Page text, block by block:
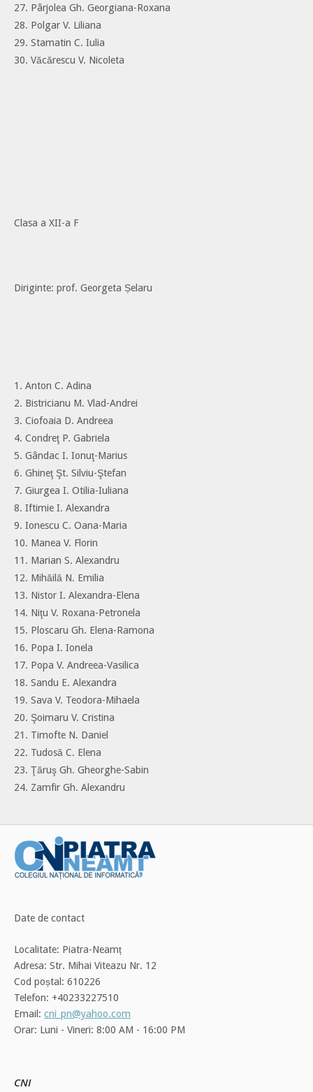
27. Pârjolea Gh. Georgiana-Roxana
28. Polgar V. Liliana
29. Stamatin C. Iulia
30. Văcărescu V. Nicoleta
Clasa a XII-a F
Diriginte: prof. Georgeta Șelaru
1. Anton C. Adina
2. Bistricianu M. Vlad-Andrei
3. Ciofoaia D. Andreea
4. Condreţ P. Gabriela
5. Gândac I. Ionuţ-Marius
6. Ghineţ Şt. Silviu-Ştefan
7. Giurgea I. Otilia-Iuliana
8. Iftimie I. Alexandra
9. Ionescu C. Oana-Maria
10. Manea V. Florin
11. Marian S. Alexandru
12. Mihăilă N. Emilia
13. Nistor I. Alexandra-Elena
14. Niţu V. Roxana-Petronela
15. Ploscaru Gh. Elena-Ramona
16. Popa I. Ionela
17. Popa V. Andreea-Vasilica
18. Sandu E. Alexandra
19. Sava V. Teodora-Mihaela
20. Şoimaru V. Cristina
21. Timofte N. Daniel
22. Tudosă C. Elena
23. Ţăruş Gh. Gheorghe-Sabin
24. Zamfir Gh. Alexandru
Date de contact
Localitate: Piatra-Neamț
Adresa: Str. Mihai Viteazu Nr. 12
Cod poștal: 610226
Telefon: +40233227510
Email: cni_pn@yahoo.com
Orar: Luni - Vineri: 8:00 AM - 16:00 PM
CNI